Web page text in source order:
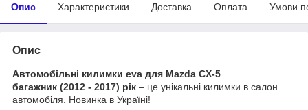
Опис Характеристики Доставка Оплата Умови
Опис
Автомобільні килимки eva для Mazda CX-5
багажник (2012 - 2017) рік – це унікальні килимки в салон
автомобіля. Новинка в Україні!